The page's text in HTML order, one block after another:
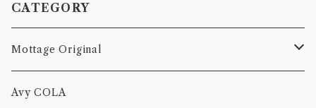
CATEGORY
Mottage Original
Tシャツ
Avy COLA